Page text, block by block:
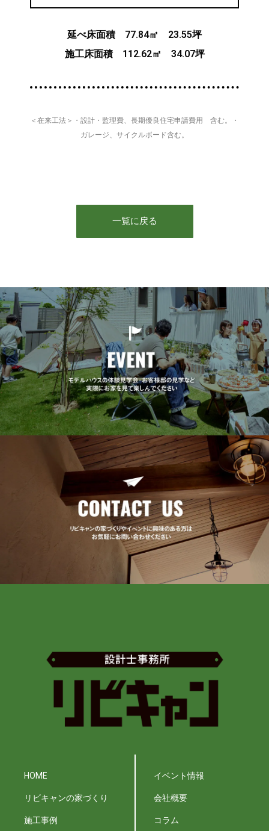
延べ床面積 77.84㎡ 23.55坪
施工床面積 112.62㎡ 34.07坪
＜在来工法＞・設計・監理費、長期優良住宅申請費用 含む。・
ガレージ、サイクルボード含む。
一覧に戻る
HOME
リビキャンの家づくり
施工事例
イベント情報
会社概要
コラム